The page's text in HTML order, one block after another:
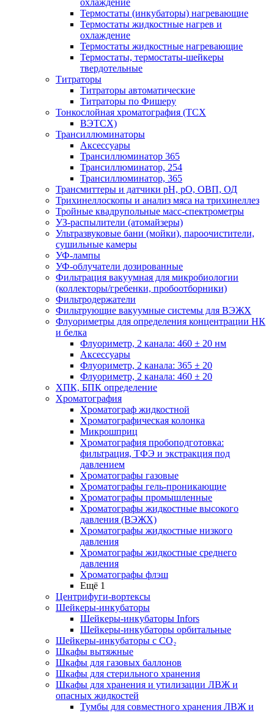
охлаждение
Термостаты (инкубаторы) нагревающие
Термостаты жидкостные нагрев и
охлаждение
Термостаты жидкостные нагревающие
Термостаты, термостаты-шейкеры
твердотельные
Титраторы
Титраторы автоматические
Титраторы по Фишеру
Тонкослойная хроматография (ТСХ
ВЭТСХ)
Трансиллюминаторы
Аксессуары
Трансиллюминатор 365
Трансиллюминатор, 254
Трансиллюминатор, 365
Трансмиттеры и датчики рН, рО, ОВП, ОД
Трихинеллоскопы и анализ мяса на трихинеллез
Тройные квадрупольные масс-спектрометры
УЗ-распылители (атомайзеры)
Ультразвуковые бани (мойки), пароочистители,
сушильные камеры
УФ-лампы
УФ-облучатели дозированные
Фильтрация вакуумная для микробиологии
(коллекторы/гребенки, пробоотборники)
Фильтродержатели
Фильтрующие вакуумные системы для ВЭЖХ
Флуориметры для определения концентрации НК
и белка
Флуориметр, 2 канала: 460 ± 20 нм
Аксессуары
Флуориметр, 2 канала: 365 ± 20
Флуориметр, 2 канала: 460 ± 20
ХПК, БПК определение
Хроматография
Хроматограф жидкостной
Хроматографическая колонка
Микрошприц
Хроматография пробоподготовка:
фильтрация, ТФЭ и экстракция под
давлением
Хроматографы газовые
Хроматографы гель-проникающие
Хроматографы промышленные
Хроматографы жидкостные высокого
давления (ВЭЖХ)
Хроматографы жидкостные низкого
давления
Хроматографы жидкостные среднего
давления
Хроматографы флэш
Ещё 1
Центрифуги-вортексы
Шейкеры-инкубаторы
Шейкеры-инкубаторы Infors
Шейкеры-инкубаторы орбитальные
Шейкеры-инкубаторы с CО₂
Шкафы вытяжные
Шкафы для газовых баллонов
Шкафы для стерильного хранения
Шкафы для хранения и утилизации ЛВЖ и
опасных жидкостей
Тумбы для совместного хранения ЛВЖ и